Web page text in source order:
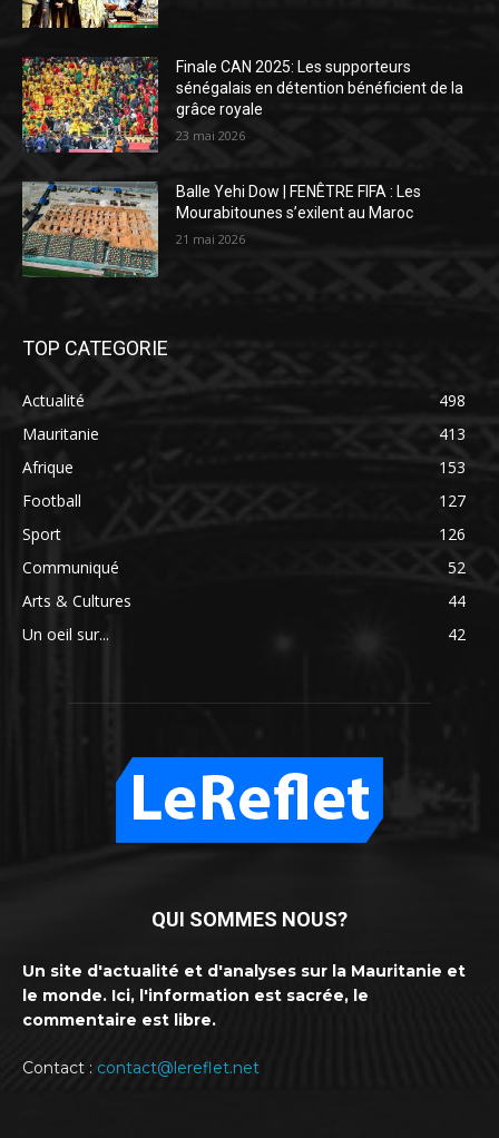
Finale CAN 2025: Les supporteurs
sénégalais en détention bénéficient de la
grâce royale
23 mai 2026
Balle Yehi Dow | FENÊTRE FIFA : Les
Mourabitounes s’exilent au Maroc
21 mai 2026
TOP CATEGORIE
Actualité
498
Mauritanie
413
Afrique
153
Football
127
Sport
126
Communiqué
52
Arts & Cultures
44
Un oeil sur...
42
QUI SOMMES NOUS?
Un site d'actualité et d'analyses sur la Mauritanie et
le monde. Ici, l'information est sacrée, le
commentaire est libre.
Contact : contact@lereflet.net